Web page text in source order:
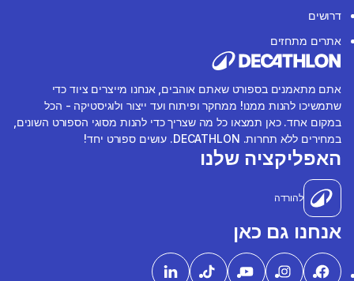
דרושים
אתרים מתחזים
אתם מתאמנים בספורט שאתם אוהבים, אנחנו מייצרים ציוד כדי
שתמשיכו להנות ממנו! ממחקר ופיתוח ועד ייצור ולוגיסטיקה - הכל
במקום אחד. כאן תמצאו כל מה שצריך כדי להנות מסוגי הספורט השונים,
במחירים ללא תחרות. DECATHLON. עושים ספורט יחד!
האפליקציה שלנו
להורדה
אנחנו גם כאן